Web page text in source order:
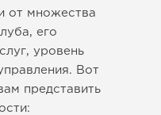
от множества
его
уровень
Вот
представить